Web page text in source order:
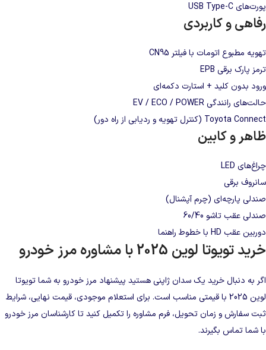
پورت‌های USB Type-C
رفاهی و کاربردی
تهویه مطبوع اتومات با فیلتر CN95
ترمز پارک برقی EPB
ورود بدون کلید + استارت دکمه‌ای
حالت‌های رانندگی EV / ECO / POWER
Toyota Connect (کنترل تهویه و ردیابی از راه دور)
ظاهر و کابین
چراغ‌های LED
سانروف برقی
صندلی پارچه‌ای (چرم آپشنال)
صندلی عقب تاشو 60/40
دوربین عقب HD با خطوط راهنما
خرید تویوتا لوین 2025 با مشاوره مرز خودرو
اگر به دنبال خرید یک سدان ژاپنی هستید پیشنهاد مرز خودرو به شما تویوتا
لوین 2025 با قیمتی مناسب است. برای استعلام موجودی، قیمت نهایی، شرایط
ثبت سفارش و زمان تحویل، فرم مشاوره را تکمیل کنید تا کارشناسان مرز خودرو
با شما تماس بگیرند.